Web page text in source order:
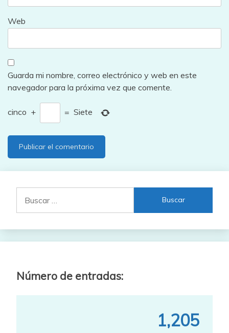
Web
Guarda mi nombre, correo electrónico y web en este
navegador para la próxima vez que comente.
cinco + = Siete
Número de entradas:
1,205